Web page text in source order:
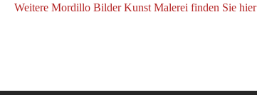
Weitere Mordillo Bilder Kunst Malerei finden Sie hier